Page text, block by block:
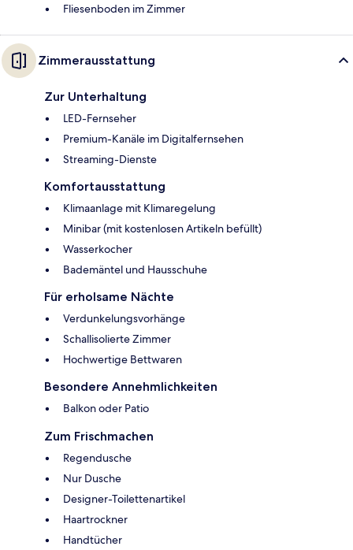
Fliesenboden im Zimmer
Zimmerausstattung
Zur Unterhaltung
LED-Fernseher
Premium-Kanäle im Digitalfernsehen
Streaming-Dienste
Komfortausstattung
Klimaanlage mit Klimaregelung
Minibar (mit kostenlosen Artikeln befüllt)
Wasserkocher
Bademäntel und Hausschuhe
Für erholsame Nächte
Verdunkelungsvorhänge
Schallisolierte Zimmer
Hochwertige Bettwaren
Besondere Annehmlichkeiten
Balkon oder Patio
Zum Frischmachen
Regendusche
Nur Dusche
Designer-Toilettenartikel
Haartrockner
Handtücher